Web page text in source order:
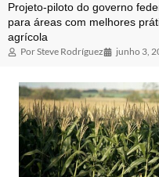
Projeto-piloto do governo
para áreas com melhores
agrícola
PorSteve Rodríguez junho 3,